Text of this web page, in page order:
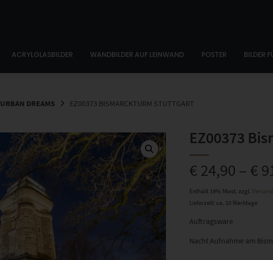
ACRYLGLASBILDER WANDBILDER AUF LEINWAND POSTER BILDER
URBAN DREAMS EZ00373 BISMARCKTURM STUTTGART
EZ00373
€24,90 – €
Enthält 19% Mwst. zzgl. Versand
Lieferzeit: ca. 10 Werktage
Auftragsware
Nacht Aufnahme am